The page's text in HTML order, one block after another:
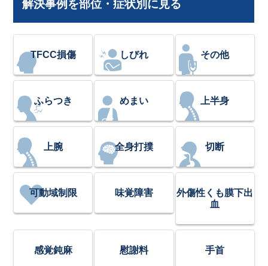
解決事例を部位・症状別に見る
TFCC損傷 しびれ その他
ふらつき めまい 上半身
上腕 全身打撲 切断
可動域制限 味覚障害
外傷性くも膜下出
血
感覚鈍麻 慰謝料 手首